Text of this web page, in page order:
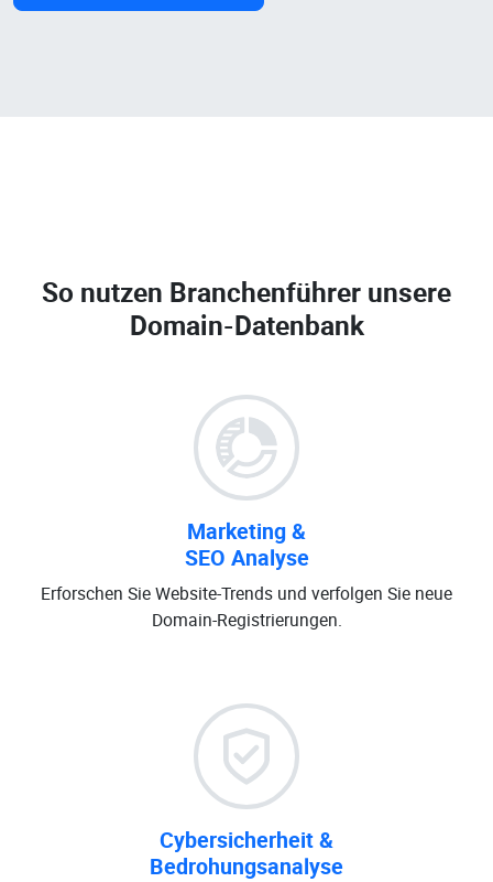
So nutzen Branchenführer unsere
Domain-Datenbank
Marketing &
SEO Analyse
Erforschen Sie Website-Trends und verfolgen Sie neue
Domain-Registrierungen.
Cybersicherheit &
Bedrohungsanalyse